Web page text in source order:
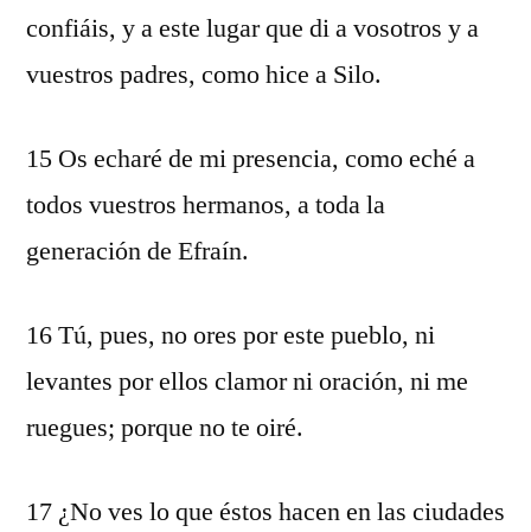
confiáis, y a este lugar que di a vosotros y a
vuestros padres, como hice a Silo.
15 Os echaré de mi presencia, como eché a
todos vuestros hermanos, a toda la
generación de Efraín.
16 Tú, pues, no ores por este pueblo, ni
levantes por ellos clamor ni oración, ni me
ruegues; porque no te oiré.
17 ¿No ves lo que éstos hacen en las ciudades